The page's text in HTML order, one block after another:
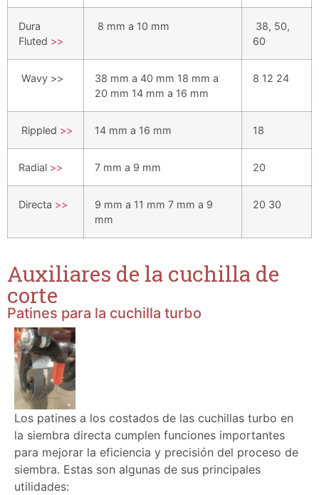
Dura
Fluted >>
8 mm a 10 mm
38, 50,
60
Wavy >>
38 mm a 40 mm 18 mm a
20 mm 14 mm a 16 mm
8 12 24
Rippled >> 14 mm a 16 mm 18
Radial >> 7 mm a 9 mm 20
Directa >>
9 mm a 11 mm 7 mm a 9
mm
20 30
Auxiliares de la cuchilla de
corte
Patines para la cuchilla turbo
Los patines a los costados de las cuchillas turbo en
la siembra directa cumplen funciones importantes
para mejorar la eficiencia y precisión del proceso de
siembra. Estas son algunas de sus principales
utilidades: